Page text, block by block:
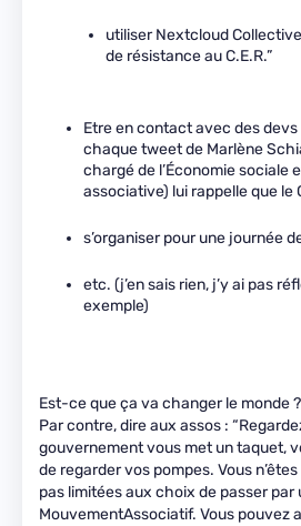
utiliser Nextcloud
de résistance au C.E.R.”
Etre en contact avec des
chaque tweet de Marlène
chargé de l’Économie sociale
associative) lui rappelle que le
s’organiser pour une journée
etc. (j’en sais rien, j’y ai pas
exemple)
Est-ce que ça va changer le monde
Par contre, dire aux assos :
gouvernement vous met un taquet,
de regarder vos pompes. Vous
pas limitées aux choix de passer
MouvementAssociatif. Vous pouvez